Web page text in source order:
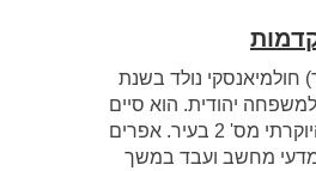
חולמיאנסקי נולד בשנת
למשפחה יהודית. הוא סיים
את בית הספר היוקרתי מס' 2 בעיר. אפרים
מחשב ועבד במשך